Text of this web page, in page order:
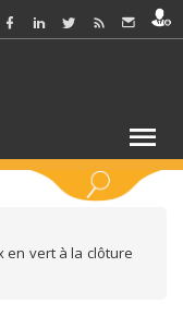
en vert à la clôture